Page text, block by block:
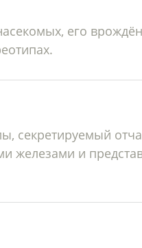
его
секретируемый
железами и